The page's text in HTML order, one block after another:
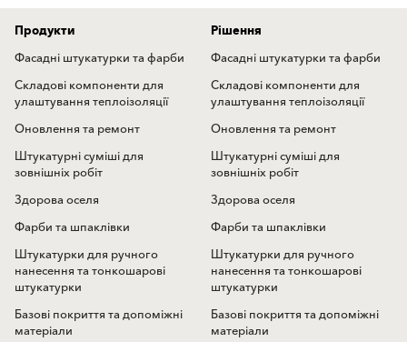
Продукти
Фасадні штукатурки та фарби
Складові компоненти для
улаштування теплоізоляції
Оновлення та ремонт
Штукатурні суміші для
зовнішніх робіт
Здорова оселя
Фарби та шпаклівки
Штукатурки для ручного
нанесення та тонкошарові
штукатурки
Базові покриття та допоміжні
матеріали
Рішення
Фасадні штукатурки та фарби
Складові компоненти для
улаштування теплоізоляції
Оновлення та ремонт
Штукатурні суміші для
зовнішніх робіт
Здорова оселя
Фарби та шпаклівки
Штукатурки для ручного
нанесення та тонкошарові
штукатурки
Базові покриття та допоміжні
матеріали